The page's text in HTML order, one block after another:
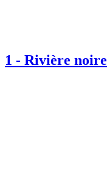
1 - Rivière noire